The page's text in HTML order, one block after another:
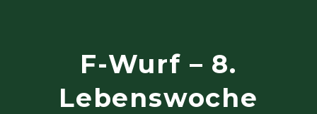
F-Wurf – 8.
Lebenswoche